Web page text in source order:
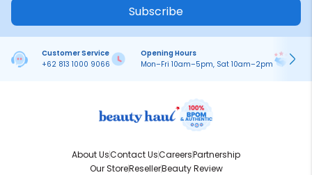
Subscribe
Customer Service
+62 813 1000 9066
Opening Hours
Mon–Fri 10am–5pm, Sat 10am–2pm
About UsContact UsCareersPartnership
Our StoreResellerBeauty Review